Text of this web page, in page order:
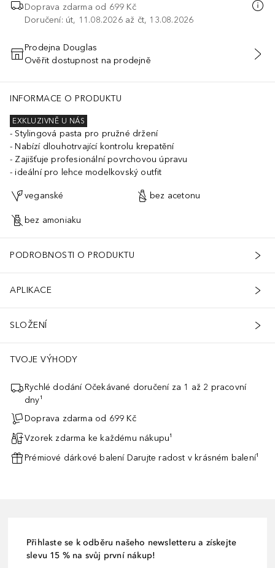
Doprava zdarma od 699 Kč
Doručení: út, 11.08.2026 až čt, 13.08.2026
PŘIDAT DO KOŠÍKU
Prodejna Douglas
Ověřit dostupnost na prodejně
INFORMACE O PRODUKTU
EXKLUZIVNĚ U NÁS
Stylingová pasta pro pružné držení
Nabízí dlouhotrvající kontrolu krepatění
Zajišťuje profesionální povrchovou úpravu
ideální pro lehce modelkovský outfit
veganské bez acetonu
bez amoniaku
PODROBNOSTI O PRODUKTU
APLIKACE
SLOŽENÍ
TVOJE VÝHODY
Rychlé dodání Očekávané doručení za 1 až 2 pracovní
dny¹
Doprava zdarma od 699 Kč
Vzorek zdarma ke každému nákupu¹
Prémiové dárkové balení Darujte radost v krásném balení¹
Přihlaste se k odběru našeho newsletteru a získejte
slevu 15 % na svůj první nákup!